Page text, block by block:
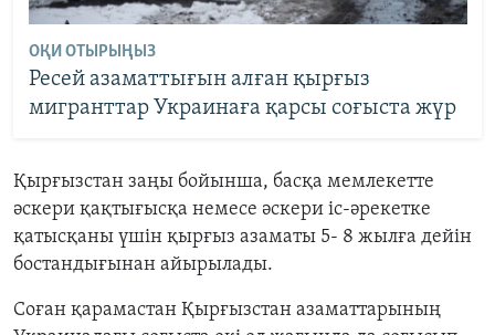
ОҚИ ОТЫРЫҢЫЗ
Ресей азаматтығын алған қырғыз
мигранттар Украинаға қарсы соғыста жүр
Қырғызстан заңы бойынша, басқа мемлекетте
әскери қақтығысқа немесе әскери іс-әрекетке
қатысқаны үшін қырғыз азаматы 5- 8 жылға дейін
бостандығынан айырылады.
Соған қарамастан Қырғызстан азаматтарының